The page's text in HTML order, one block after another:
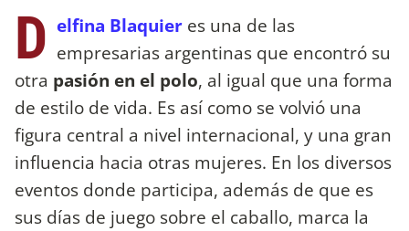
D elfina Blaquier es una de las
empresarias argentinas que encontró su
otra pasión en el polo, al igual que una forma
de estilo de vida. Es así como se volvió una
figura central a nivel internacional, y una gran
influencia hacia otras mujeres. En los diversos
eventos donde participa, además de que es
sus días de juego sobre el caballo, marca la